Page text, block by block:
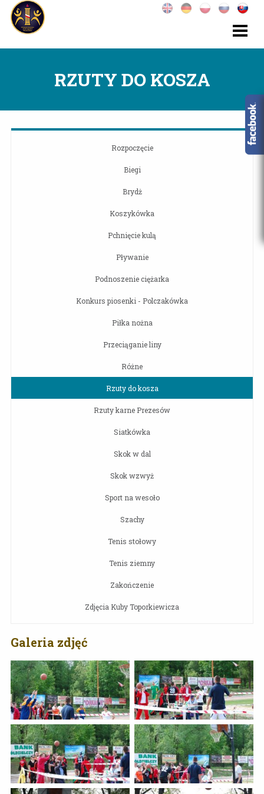
RZUTY DO KOSZA
Rozpoczęcie
Biegi
Brydż
Koszykówka
Pchnięcie kulą
Pływanie
Podnoszenie ciężarka
Konkurs piosenki - Polczakówka
Piłka nożna
Przeciąganie liny
Różne
Rzuty do kosza
Rzuty karne Prezesów
Siatkówka
Skok w dal
Skok wzwyż
Sport na wesoło
Szachy
Tenis stołowy
Tenis ziemny
Zakończenie
Zdjęcia Kuby Toporkiewicza
Galeria zdjęć